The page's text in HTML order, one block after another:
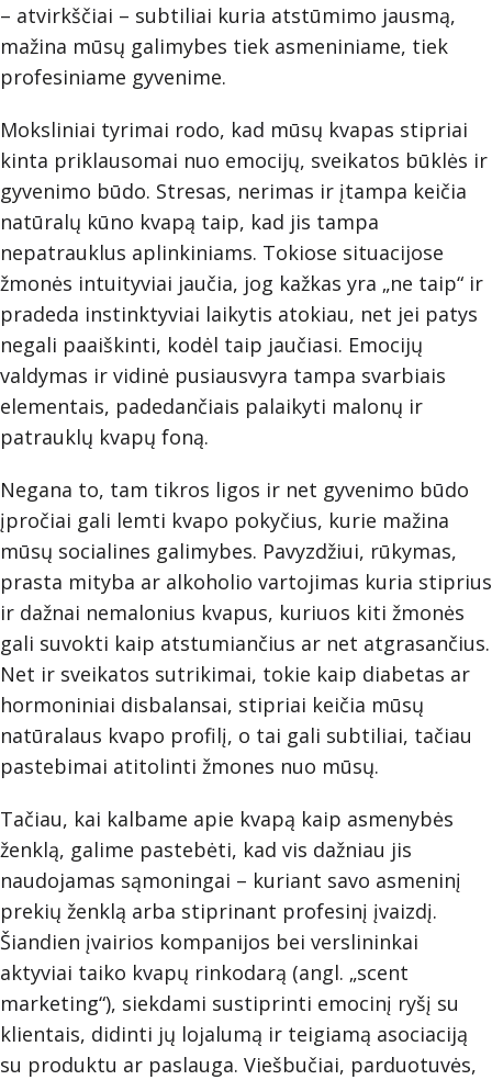
– atvirkščiai – subtiliai kuria atstūmimo jausmą,
mažina mūsų galimybes tiek asmeniniame, tiek
profesiniame gyvenime.
Moksliniai tyrimai rodo, kad mūsų kvapas stipriai
kinta priklausomai nuo emocijų, sveikatos būklės ir
gyvenimo būdo. Stresas, nerimas ir įtampa keičia
natūralų kūno kvapą taip, kad jis tampa
nepatrauklus aplinkiniams. Tokiose situacijose
žmonės intuityviai jaučia, jog kažkas yra „ne taip“ ir
pradeda instinktyviai laikytis atokiau, net jei patys
negali paaiškinti, kodėl taip jaučiasi. Emocijų
valdymas ir vidinė pusiausvyra tampa svarbiais
elementais, padedančiais palaikyti malonų ir
patrauklų kvapų foną.
Negana to, tam tikros ligos ir net gyvenimo būdo
įpročiai gali lemti kvapo pokyčius, kurie mažina
mūsų socialines galimybes. Pavyzdžiui, rūkymas,
prasta mityba ar alkoholio vartojimas kuria stiprius
ir dažnai nemalonius kvapus, kuriuos kiti žmonės
gali suvokti kaip atstumiančius ar net atgrasančius.
Net ir sveikatos sutrikimai, tokie kaip diabetas ar
hormoniniai disbalansai, stipriai keičia mūsų
natūralaus kvapo profilį, o tai gali subtiliai, tačiau
pastebimai atitolinti žmones nuo mūsų.
Tačiau, kai kalbame apie kvapą kaip asmenybės
ženklą, galime pastebėti, kad vis dažniau jis
naudojamas sąmoningai – kuriant savo asmeninį
prekių ženklą arba stiprinant profesinį įvaizdį.
Šiandien įvairios kompanijos bei verslininkai
aktyviai taiko kvapų rinkodarą (angl. „scent
marketing“), siekdami sustiprinti emocinį ryšį su
klientais, didinti jų lojalumą ir teigiamą asociaciją
su produktu ar paslauga. Viešbučiai, parduotuvės,